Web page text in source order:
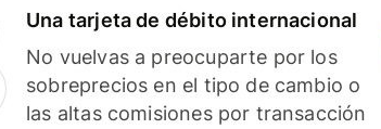
Una tarjeta de débito internacional
No vuelvas a preocuparte por los
sobreprecios en el tipo de cambio o
las altas comisiones por transacción